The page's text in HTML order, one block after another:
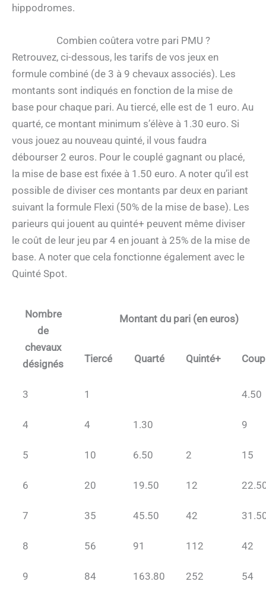
hippodromes.
Combien coûtera votre pari PMU ?
Retrouvez, ci-dessous, les tarifs de vos jeux en
formule combiné (de 3 à 9 chevaux associés). Les
montants sont indiqués en fonction de la mise de
base pour chaque pari. Au tiercé, elle est de 1 euro. Au
quarté, ce montant minimum s’élève à 1.30 euro. Si
vous jouez au nouveau quinté, il vous faudra
débourser 2 euros. Pour le couplé gagnant ou placé,
la mise de base est fixée à 1.50 euro. A noter qu’il est
possible de diviser ces montants par deux en pariant
suivant la formule Flexi (50% de la mise de base). Les
parieurs qui jouent au quinté+ peuvent même diviser
le coût de leur jeu par 4 en jouant à 25% de la mise de
base. A noter que cela fonctionne également avec le
Quinté Spot.
Nombre
de
chevaux
désignés
Montant du pari (en euros)
Tiercé Quarté Quinté+
3 1 4.50
4 4 1.30 9
5 10 6.50 2 15
6 20 19.50 12
7 35 45.50 42
8 56 91 112 42
9 84 163.80 252 54